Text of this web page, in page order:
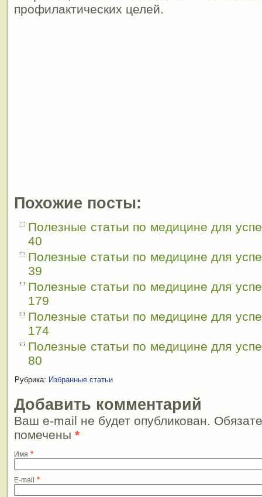
профилактических целей.
Похожие посты:
Полезные статьи по медицине для
40
Полезные статьи по медицине для
39
Полезные статьи по медицине для
179
Полезные статьи по медицине для
174
Полезные статьи по медицине для
80
Рубрика: Избранные статьи
Добавить комментарий
Ваш e-mail не будет опубликован.
помечены *
Имя *
E-mail *